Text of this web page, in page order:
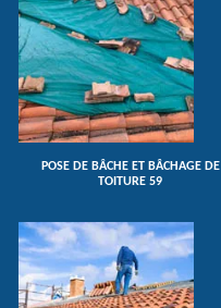
POSE DE BÂCHE ET BÂCHAGE DE
TOITURE 59